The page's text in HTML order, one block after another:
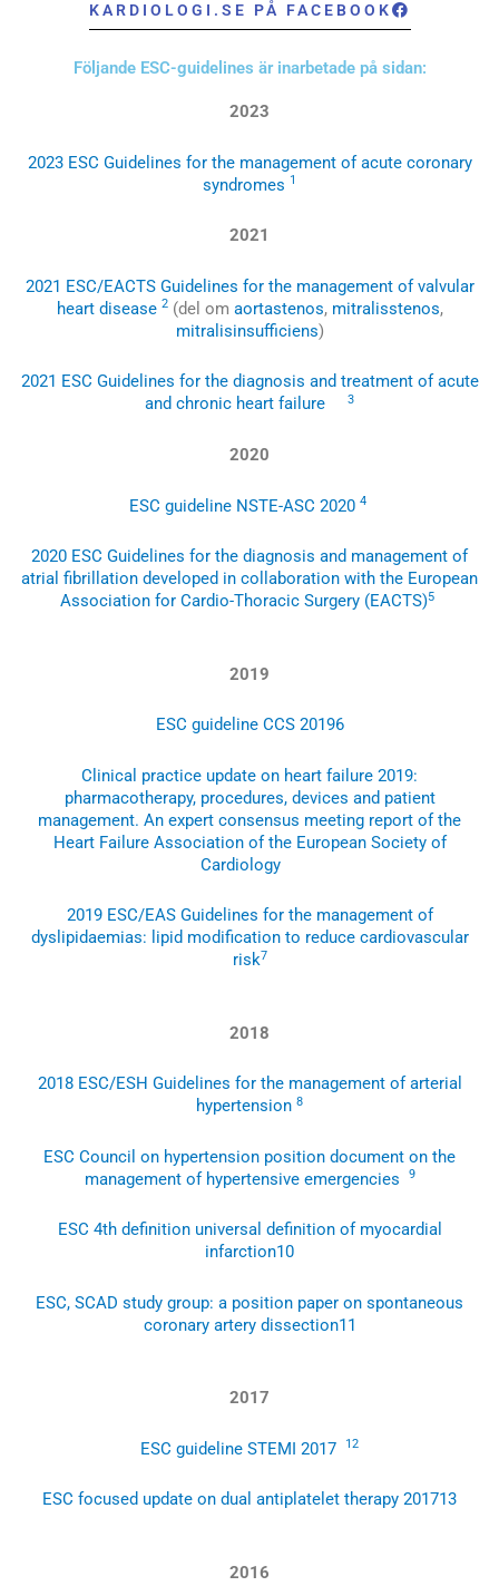
KARDIOLOGI.SE PÅ FACEBOOK
Följande ESC-guidelines är inarbetade på sidan:
2023
2023 ESC Guidelines for the management of acute coronary
syndromes 1
2021
2021 ESC/EACTS Guidelines for the management of valvular
heart disease 2(del om aortastenos, mitralisstenos,
mitralisinsufficiens)
2021 ESC Guidelines for the diagnosis and treatment of acute
and chronic heart failure
3
2020
ESC guideline NSTE-ASC 2020 4
2020 ESC Guidelines for the diagnosis and management of
atrial fibrillation developed in collaboration with the European
Association for Cardio-Thoracic Surgery (EACTS)5
2019
ESC guideline CCS 20196
Clinical practice update on heart failure 2019:
pharmacotherapy, procedures, devices and patient
management. An expert consensus meeting report of the
Heart Failure Association of the European Society of
Cardiology
2019 ESC/EAS Guidelines for the management of
dyslipidaemias: lipid modification to reduce cardiovascular
risk7
2018
2018 ESC/ESH Guidelines for the management of arterial
hypertension 8
ESC Council on hypertension position document on the
management of hypertensive emergencies
9
ESC 4th definition universal definition of myocardial
infarction10
ESC, SCAD study group: a position paper on spontaneous
coronary artery dissection11
2017
ESC guideline STEMI 2017 12
ESC focused update on dual antiplatelet therapy 201713
2016